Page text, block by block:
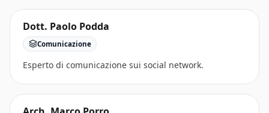
Dott. Paolo Podda
Comunicazione
Esperto di comunicazione sui social network.